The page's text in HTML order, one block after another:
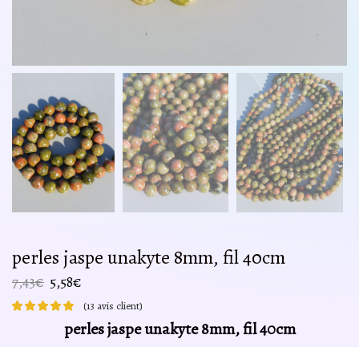
perles jaspe unakyte 8mm, fil 40cm
7,43€ Le
prix
initial
était :
5,58€
prix
actuel
est :
(13 avis client)
perles jaspe unakyte 8mm, fil 40cm